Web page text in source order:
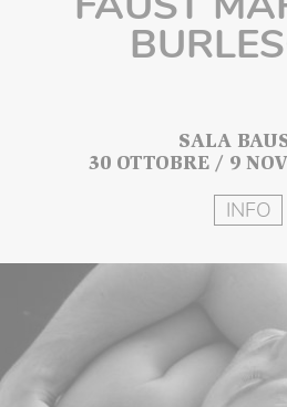
SALA
30 OTTOBRE / 9
INFO